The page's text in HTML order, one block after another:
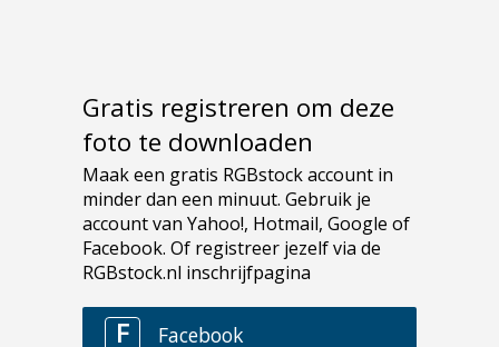
Gratis registreren om deze
foto te downloaden